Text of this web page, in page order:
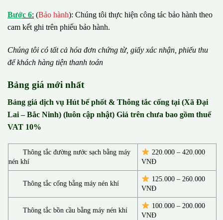
Bước 6: (Bảo hành): Chúng tôi thực hiện công tác bảo hành theo
cam kết ghi trên phiếu bảo hành.
Chúng tôi có tất cả hóa đơn chứng từ, giấy xác nhận, phiếu thu
đểkhách hàng tiện thanh toán
Bảng giá mới nhất
Bảng giá dịch vụ Hút bể phốt & Thông tắc cống tại (Xã Đại
Lai – Bắc Ninh) (luôn cập nhật) Giá trên chưa bao gồm thuế
VAT 10%
Thông tắc đường nước sạch bằng máy
nén khí
220.000 – 420.000
VNĐ
Thông tắc cống bằng máy nén khí
125.000 – 260.000
VNĐ
Thông tắc bồn cầu bằng máy nén khí
100.000 – 200.000
VNĐ